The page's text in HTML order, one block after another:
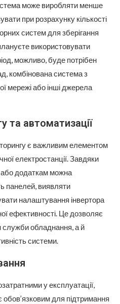
може виробляти менше
при розрахунку кількості
систем для зберігання
використовувати
можливо, буде потрібен
комбінована система з
мережі або інші джерела
та автоматизації
є важливим елементом
електростанції. Завдяки
або додаткам можна
панелей, виявляти
налаштування інвертора
ефективності. Це дозволяє
служби обладнання, а й
системи.
у експлуатації,
для підтримання